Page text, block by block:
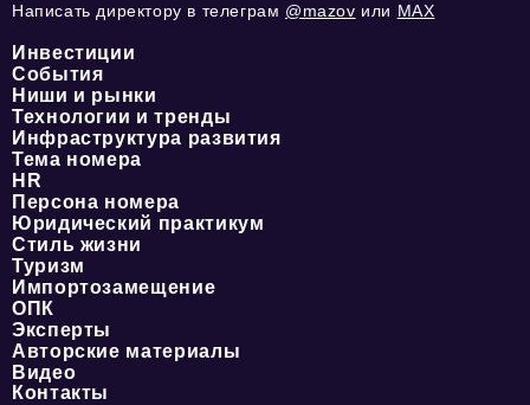
Написать директору в телеграм @mazov или MAX
Инвестиции
События
Ниши и рынки
Технологии и тренды
Инфраструктура развития
Тема номера
HR
Персона номера
Юридический практикум
Стиль жизни
Туризм
Импортозамещение
ОПК
Эксперты
Авторские материалы
Видео
Контакты